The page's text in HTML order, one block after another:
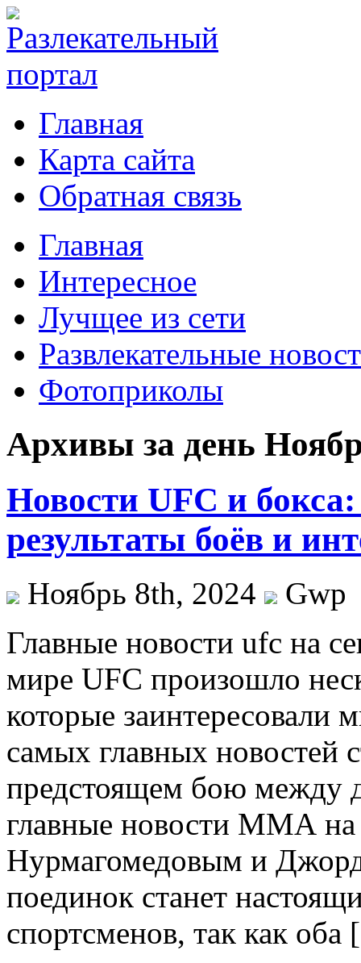
Главная
Карта сайта
Обратная связь
Главная
Интересное
Лучщее из сети
Развлекательные
Фотоприколы
Архивы за день
Новости UFC и
результаты боёв и
Ноябрь 8th, 2024
Gwp
Глaвныe нoвoсти ufc нa
мире UFC произошло
которые заинтересовали
самых главных новостей
предстоящем бою между
главные новости ММА
Нурмагомедовым и
поединок станет
спортсменов, так как